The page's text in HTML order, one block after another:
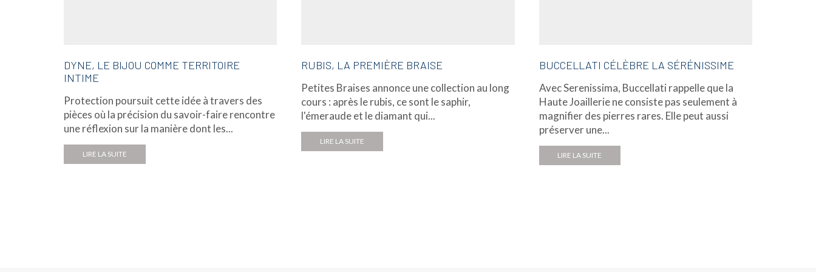
DYNE, LE BIJOU COMME TERRITOIRE
INTIME
Protection poursuit cette idée à travers des
pièces où la précision du savoir-faire rencontre
une réflexion sur la manière dont les...
LIRE LA SUITE
RUBIS, LA PREMIÈRE BRAISE
Petites Braises annonce une collection au long
cours : après le rubis, ce sont le saphir,
l'émeraude et le diamant qui...
LIRE LA SUITE
BUCCELLATI CÉLÈBRE LA SÉRÉNISSIME
Avec Serenissima, Buccellati rappelle que la
Haute Joaillerie ne consiste pas seulement à
magnifier des pierres rares. Elle peut aussi
préserver une...
LIRE LA SUITE